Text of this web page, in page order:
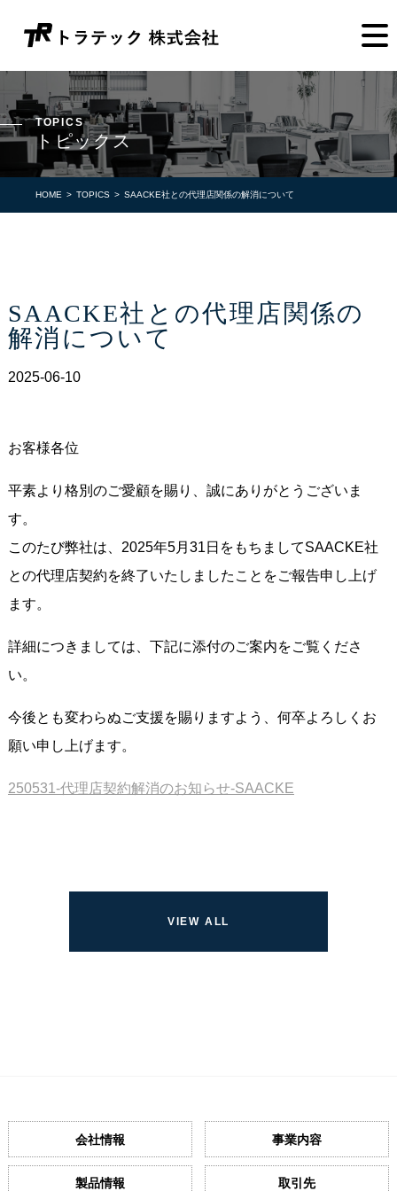
TOPICS
トピックス
HOME TOPICS SAACKE社との代理店関係の解消について
SAACKE社との代理店関係の
解消について
2025-06-10
お客様各位
平素より格別のご愛顧を賜り、誠にありがとうございま
す。
このたび弊社は、2025年5月31日をもちましてSAACKE社
との代理店契約を終了いたしましたことをご報告申し上げ
ます。
詳細につきましては、下記に添付のご案内をご覧くださ
い。
今後とも変わらぬご支援を賜りますよう、何卒よろしくお
願い申し上げます。
250531-代理店契約解消のお知らせ-SAACKE
会社情報 事業内容
製品情報 取引先